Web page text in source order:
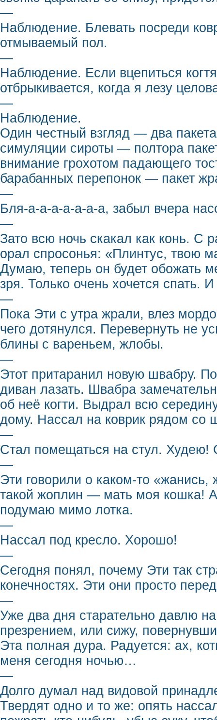
—
Наблюдение. Блевать посреди
отмываемый пол.
—
Наблюдение. Если вцепиться
отбрыкивается, когда я лезу
—
Наблюдение.
Один честный взгляд — два
симуляции сироты — полтора
внимание грохотом падающего
барабанных перепонок — пакет
—
Бля-а-а-а-а-а-а-а, забыл вчера
—
Зато всю ночь скакал как конь. С
орал спросонья: «Плинтус, твою
Думаю, теперь он будет обожать
зря. Только очень хочется
—
Пока Эти с утра жрали, влез
чего дотянулся. Перевернуть не
блины с вареньем, жлобы.
—
Этот притаранил новую швабру.
диван лазать. Швабра
об неё когти. Выдрал всю
дому. Нассал на коврик рядом со
—
Стал помещаться на стул. Худею!
—
Эти говорили о каком-то
такой жоплин — мать моя кошка!
подумаю мимо лотка.
—
Нассал под кресло. Хорошо!
—
Сегодня понял, почему Эти так
конечностях. Эти они просто
—
Уже два дня старательно давлю
презрением, или сижу,
Эта полная дура. Радуется: ах,
меня сегодня ночью…
—
Долго думал над видовой
Твердят одно и то же: опять